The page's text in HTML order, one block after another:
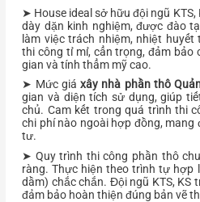
➤ House ideal sở hữu đội ngũ KTS,
dày dặn kinh nghiệm, được đào
làm việc trách nhiệm, nhiệt huyết
thi công tỉ mỉ, cẩn trọng, đảm
gian và tính thẩm mỹ cao.
➤ Mức giáxây nhà phần thô
gian và diện tích sử dụng, giúp
chủ. Cam kết trong quá trình thi
chi phí nào ngoài hợp đồng, mang
tư.
➤ Quy trình thi công phần thô
ràng. Thực hiện theo trình tự hợp
dầm) chắc chắn. Đội ngũ KTS, KS
đảm bảo hoàn thiện đúng bản vẽ